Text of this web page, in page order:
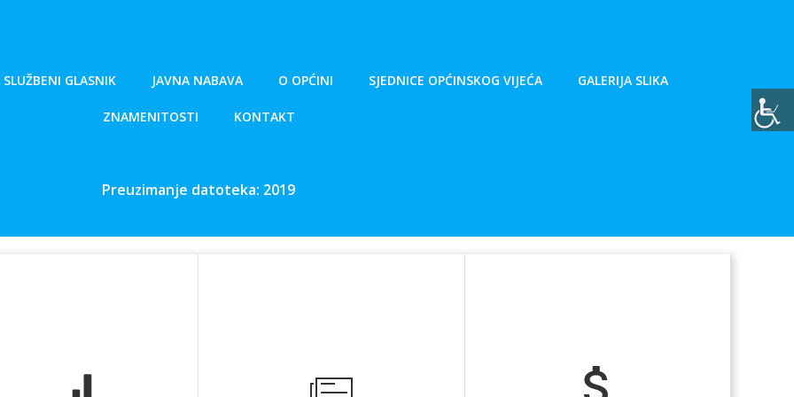
SLUŽBENI GLASNIK JAVNA NABAVA O OPĆINI SJEDNICE OPĆINSKOG VIJEĆA GALERIJA SLIKA
ZNAMENITOSTI KONTAKT
Preuzimanje datoteka: 2019